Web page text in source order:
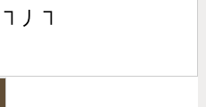
丿㇕